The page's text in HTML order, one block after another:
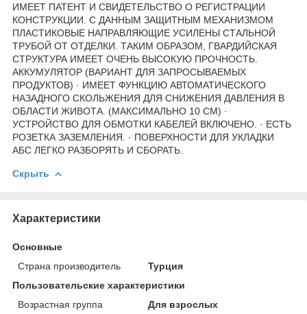
ИМЕЕТ ПАТЕНТ И СВИДЕТЕЛЬСТВО О РЕГИСТРАЦИИ
КОНСТРУКЦИИ. С ДАННЫМ ЗАЩИТНЫМ МЕХАНИЗМОМ
ПЛАСТИКОВЫЕ НАПРАВЛЯЮЩИЕ УСИЛЕНЫ СТАЛЬНОЙ
ТРУБОЙ ОТ ОТДЕЛКИ. ТАКИМ ОБРАЗОМ, ГВАРДИЙСКАЯ
СТРУКТУРА ИМЕЕТ ОЧЕНЬ ВЫСОКУЮ ПРОЧНОСТЬ.
АККУМУЛЯТОР (ВАРИАНТ ДЛЯ ЗАПРОСЫВАЕМЫХ
ПРОДУКТОВ) · ИМЕЕТ ФУНКЦИЮ АВТОМАТИЧЕСКОГО
НАЗАДНОГО СКОЛЬЖЕНИЯ ДЛЯ СНИЖЕНИЯ ДАВЛЕНИЯ В
ОБЛАСТИ ЖИВОТА. (МАКСИМАЛЬНО 10 СМ) ·
УСТРОЙСТВО ДЛЯ ОБМОТКИ КАБЕЛЕЙ ВКЛЮЧЕНО. · ЕСТЬ
РОЗЕТКА ЗАЗЕМЛЕНИЯ. · ПОВЕРХНОСТИ ДЛЯ УКЛАДКИ
АБС ЛЕГКО РАЗБОРЯТЬ И СБОРАТЬ.
Скрыть
Характеристики
Основные
Страна производитель
Турция
Пользовательские характеристики
Возрастная группа
Для взрослых